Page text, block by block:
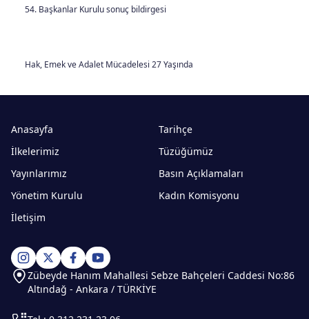
54. Başkanlar Kurulu sonuç bildirgesi
Hak, Emek ve Adalet Mücadelesi 27 Yaşında
Anasayfa
Tarihçe
İlkelerimiz
Tüzüğümüz
Yayınlarımız
Basın Açıklamaları
Yönetim Kurulu
Kadın Komisyonu
İletişim
Zübeyde Hanım Mahallesi Sebze Bahçeleri Caddesi No:86
Altındağ - Ankara / TÜRKİYE